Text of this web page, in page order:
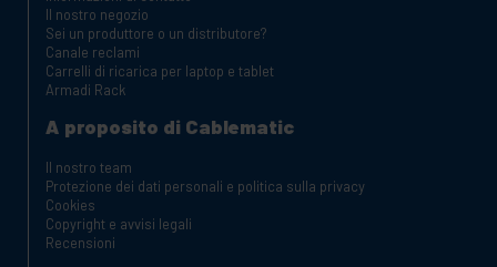
Informazioni di contatto
Il nostro negozio
Sei un produttore o un distributore?
Canale reclami
Carrelli di ricarica per laptop e tablet
A proposito di Cablematic
Il nostro team
Protezione dei dati personali e politica sulla privacy
Cookies
Copyright e avvisi legali